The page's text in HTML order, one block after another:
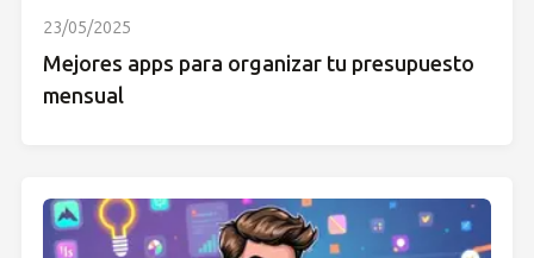
23/05/2025
Mejores apps para organizar tu presupuesto
mensual